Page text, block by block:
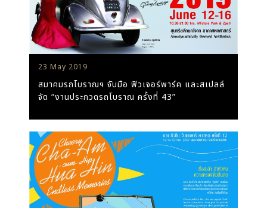
23 May 2019
สมาคมรถโบราณฯ จับมือ ฟิวเจอร์พาร์ค และสเปลล์
จัด “งานประกวดรถโบราณ ครั้งที่ 43”